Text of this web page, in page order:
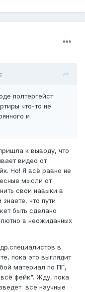
полтергейст
что-то не
и
к выводу, что
видео от
Но! Я всё равно не
мысли от
свои навыки в
что пути
быть сделано
в неожиданных
в
пока это выглядит
материал по ПГ,
фейк". Жду, пока
все научные